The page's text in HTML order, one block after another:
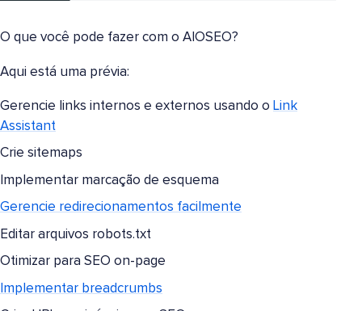
O que você pode fazer com o AIOSEO?
Aqui está uma prévia:
Gerencie links internos e externos usando o Link
Assistant
Crie sitemaps
Implementar marcação de esquema
Gerencie redirecionamentos facilmente
Editar arquivos robots.txt
Otimizar para SEO on-page
Implementar breadcrumbs